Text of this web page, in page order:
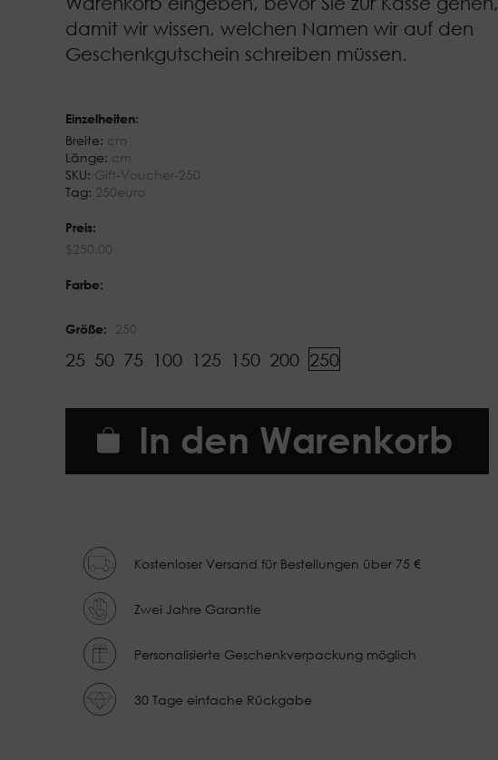
damit wir wissen, welchen Namen wir auf den
Geschenkgutschein schreiben müssen.
Einzelheiten:
Breite: cm
Länge: cm
SKU: Gift-Voucher-250
Tag: 250euro
Preis:
$250.00
Farbe:
Größe: 250
25 50 75 100 125 150 200 250
In den Warenkorb
Kostenloser Versand für Bestellungen über 75 €
Zwei Jahre Garantie
Personalisierte Geschenkverpackung möglich
30 Tage einfache Rückgabe